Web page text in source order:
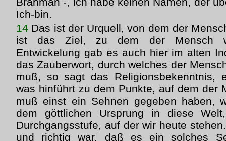
Ich-bin.
14 Das ist der Urquell, von dem der
ist das Ziel, zu dem der Mensch
Entwickelung gab es auch hier im alten
das Zauberwort, durch welches der
muß, so sagt das Religionsbekenntnis,
was hinführt zu dem Punkte, auf dem der
muß einst ein Sehnen gegeben haben,
dem göttlichen Ursprung in diese
Durchgangsstufe, auf der wir heute
und richtig war, daß es ein solches